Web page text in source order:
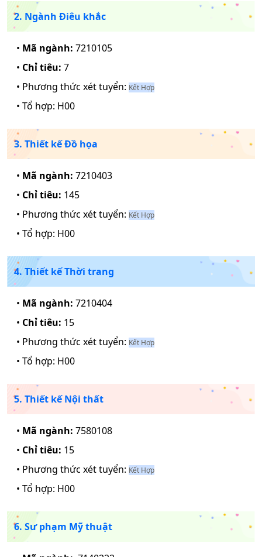
2. Ngành Điêu khắc
• Mã ngành: 7210105
• Chỉ tiêu: 7
• Phương thức xét tuyển: Kết Hợp
• Tổ hợp: H00
3. Thiết kế Đồ họa
• Mã ngành: 7210403
• Chỉ tiêu: 145
• Phương thức xét tuyển: Kết Hợp
• Tổ hợp: H00
4. Thiết kế Thời trang
• Mã ngành: 7210404
• Chỉ tiêu: 15
• Phương thức xét tuyển: Kết Hợp
• Tổ hợp: H00
5. Thiết kế Nội thất
• Mã ngành: 7580108
• Chỉ tiêu: 15
• Phương thức xét tuyển: Kết Hợp
• Tổ hợp: H00
6. Sư phạm Mỹ thuật